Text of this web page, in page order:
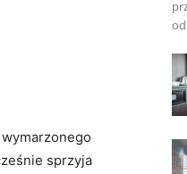
sprzyja